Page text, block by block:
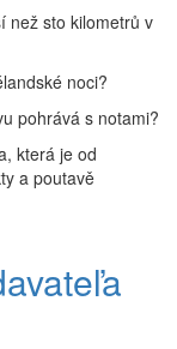
než sto kilometrů v
noci?
pohrává s notami?
která je od
a poutavě